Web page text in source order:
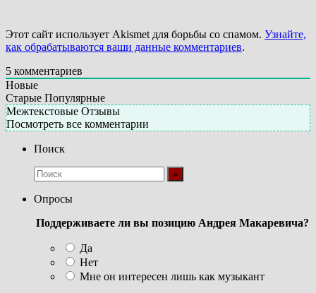
Этот сайт использует Akismet для борьбы со спамом. Узнайте,
как обрабатываются ваши данные комментариев.
5 комментариев
Новые
Старые Популярные
Межтекстовые Отзывы
Посмотреть все комментарии
Поиск
Опросы
Поддерживаете ли вы позицию Андрея Макаревича?
Да
Нет
Мне он интересен лишь как музыкант